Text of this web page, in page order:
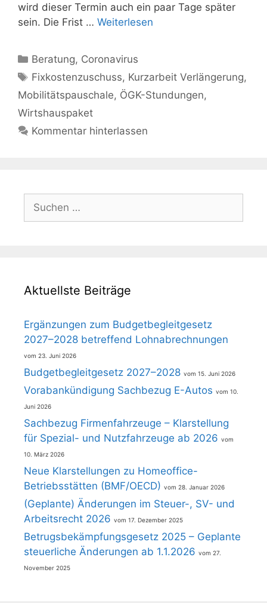
wird dieser Termin auch ein paar Tage später
sein. Die Frist … Weiterlesen
Kategorien
Beratung, Coronavirus
Schlagwörter
Fixkostenzuschuss, Kurzarbeit Verlängerung,
Mobilitätspauschale, ÖGK-Stundungen,
Wirtshauspaket
Kommentar hinterlassen
nach:
Aktuellste Beiträge
Ergänzungen zum Budgetbegleitgesetz
2027–2028 betreffend Lohnabrechnungen
23. Juni 2026
Budgetbegleitgesetz 2027–2028 15. Juni 2026
Vorabankündigung Sachbezug E-Autos 10.
Juni 2026
Sachbezug Firmenfahrzeuge – Klarstellung
für Spezial- und Nutzfahrzeuge ab 2026
10. März 2026
Neue Klarstellungen zu Homeoffice-
Betriebsstätten (BMF/OECD)
28. Januar 2026
(Geplante) Änderungen im Steuer-, SV- und
Arbeitsrecht 2026
17. Dezember 2025
Betrugsbekämpfungsgesetz 2025 – Geplante
steuerliche Änderungen ab 1.1.2026
27.
November 2025